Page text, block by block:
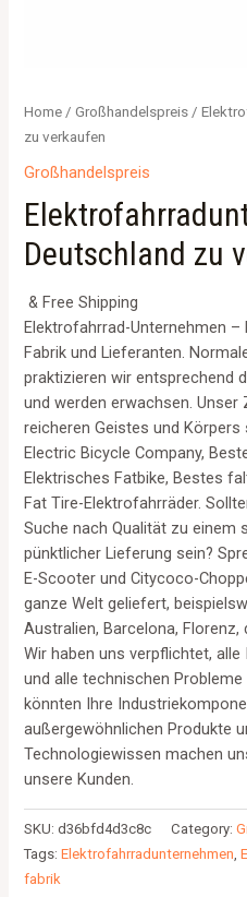
Home /Großhandelspreis /
zu verkaufen
Großhandelspreis
Deutschland zu
& Free Shipping
Elektrofahrrad-Unternehmen –
Fabrik und Lieferanten.
praktizieren wir entsprechend
und werden erwachsen. Unser
reicheren Geistes und
Electric Bicycle Company,
Elektrisches Fatbike, Bestes
Fat Tire-Elektrofahrräder.
Suche nach Qualität zu einem
pünktlicher Lieferung sein?
E-Scooter und Citycoco-
ganze Welt geliefert,
Australien, Barcelona, Florenz,
Wir haben uns verpflichtet,
und alle technischen
könnten Ihre
außergewöhnlichen Produkte
Technologiewissen machen
unsere Kunden.
SKU:d36bfd4d3c8c Category:
Tags:Elektrofahrradunternehmen,
fabrik